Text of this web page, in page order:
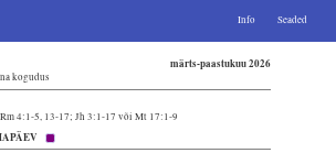
Info Seaded
märts-paastukuu 2026
kogudus
4:1-5, 13-17; Jh 3:1-17 või Mt 17:1-9